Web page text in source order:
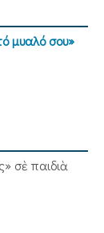
μυαλό σου»
σὲ παιδιὰ